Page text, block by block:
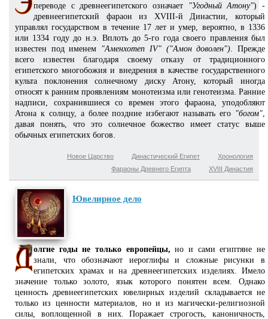
переводе с древнеегипетского означает "Угодный Атону") -
древнеегипетский фараон из XVIII-й Династии, который
управлял государством в течение 17 лет и умер, вероятно, в 1336
или 1334 году до н.э. Вплоть до 5-го года своего правления был
известен под именем "Аменхотеп IV" ("Амон доволен") . Прежде
всего известен благодаря своему отказу от традиционного
египетского многобожия и внедрения в качестве государственного
культа поклонения солнечному диску Атону, который иногда
относят к ранним проявлениям монотеизма или генотеизма. Ранние
надписи, сохранившиеся со времен этого фараона, уподобляют
Атона к солнцу, а более поздние избегают называть его "богом"
давая понять, что это солнечное божество имеет статус выше
обычных египетских богов.
Хронология
Династический Египет
Новое Царство
XVIII Династия
Фараоны Древнего Египта
Ювелирное дело
олгие годы не только европейцы, но и сами египтяне не
знали, что обозначают иероглифы и сложные рисунки в
египетских храмах и на древнеегипетских изделиях. Имело
значение только золото, язык которого понятен всем. Однако
ценность древнеегипетских ювелирных изделий складывается не
только из ценности материалов, но и из магически-религиозной
силы, воплощенной в них. Поражает строгость, каноничность,